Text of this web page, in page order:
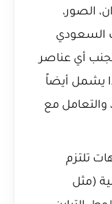
الصور،
السعودي
أي عناصر
يشمل أيضاً
والتعامل مع
تلتزم
(مثل